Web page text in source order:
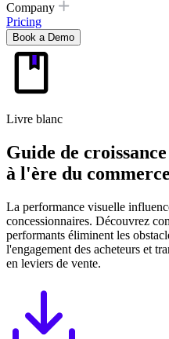
Company
Pricing
Book a Demo
Livre blanc
Guide de
à l'ère du
La performance visuelle
concessionnaires. Découvrez
performants éliminent les
l'engagement des acheteurs et
en leviers de vente.